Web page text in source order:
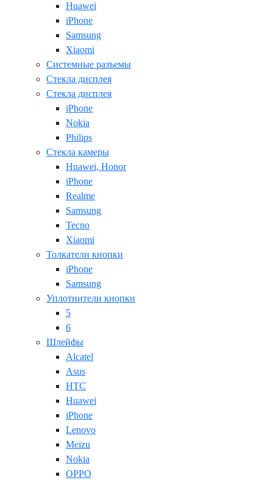
Huawei
iPhone
Samsung
Xiaomi
Системные разъемы
Стекла дисплея
Стекла дисплея
iPhone
Nokia
Philips
Стекла камеры
Huawei, Honor
iPhone
Realme
Samsung
Tecno
Xiaomi
Толкатели кнопки
iPhone
Samsung
Уплотнители кнопки
5
6
Шлейфы
Alcatel
Asus
HTC
Huawei
iPhone
Lenovo
Meizu
Nokia
OPPO